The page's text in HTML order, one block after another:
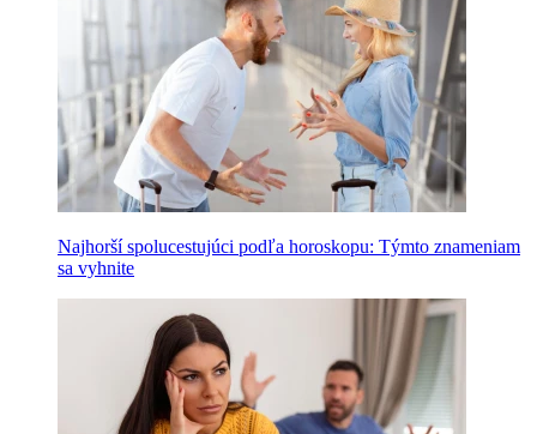
Najhorší spolucestujúci podľa horoskopu: Týmto znameniam
sa vyhnite